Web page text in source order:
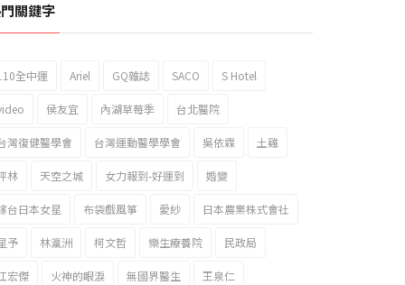
關鍵字
全中運 Ariel GQ雜誌 SACO S Hotel
侯友宜 內湖草莓季 台北醫院
灣復健醫學會 台灣運動醫學學會 吳依霖 土雞
林 天空之城 女力報到-好運到 婚變
台日本女星 布袋戲風箏 愛紗 日本農業株式會社
予 林瀛洲 柯文哲 樂生療養院 民政局
宏傑 火神的眼淚 無國界醫生 王泉仁